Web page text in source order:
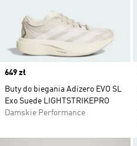
Price
649 zł
Buty do biegania Adizero EVO SL
Exo Suede LIGHTSTRIKEPRO
Damskie Performance